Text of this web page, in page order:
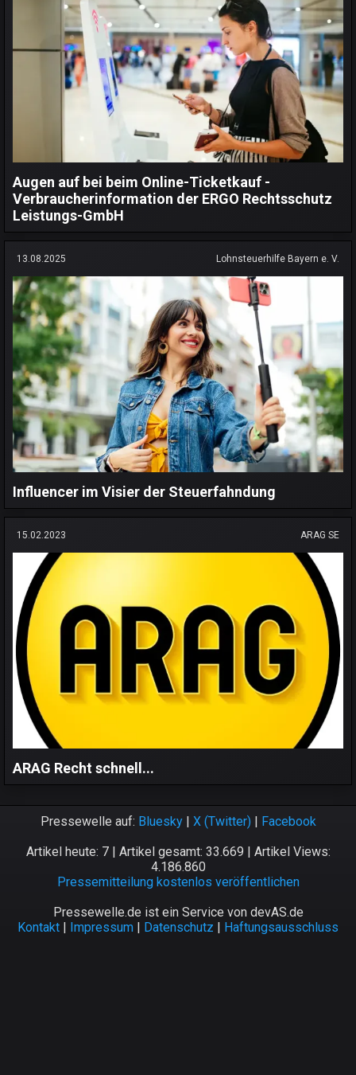
Augen auf bei beim Online-Ticketkauf -
Verbraucherinformation der ERGO Rechtsschutz
Leistungs-GmbH
13.08.2025 Lohnsteuerhilfe Bayern e. V.
Influencer im Visier der Steuerfahndung
15.02.2023 ARAG SE
ARAG Recht schnell...
Pressewelle auf: Bluesky| X (Twitter)| Facebook
Artikel heute: 7 | Artikel gesamt: 33.669 | Artikel Views:
4.186.860
Pressemitteilung kostenlos veröffentlichen
Pressewelle.de ist ein Service von devAS.de
Kontakt | Impressum | Datenschutz | Haftungsausschluss